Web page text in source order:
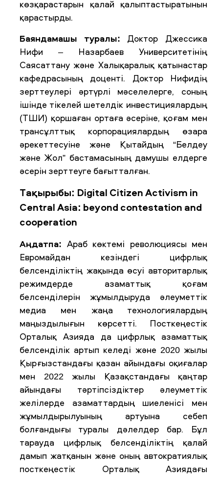
көзқарастарын қалай қалыптастыратынын
қарастырды.
Баяндамашы туралы: Доктор Джессика
Нифи – Назарбаев Университетінің
Саясаттану және Халықаралық қатынастар
кафедрасының доценті. Доктор Нифидің
зерттеулері әртүрлі мәселелерге, соның
ішінде тікелей шетелдік инвестициялардың
(ТШИ) қоршаған ортаға әсеріне, қоғам мен
трансұлттық корпорациялардың өзара
әрекеттесуіне және Қытайдың “Белдеу
және Жол” бастамасының дамушы елдерге
әсерін зерттеуге бағытталған.
Тақырыбы: Digital Citizen Activism in
Central Asia: beyond contestation and
cooperation
Аңдатпа: Араб көктемі революциясы мен
Евромайдан кезіндегі цифрлық
белсенділіктің жақында өсуі авторитарлық
режимдерде азаматтық қоғам
белсенділерін жұмылдыруда әлеуметтік
медиа мен жаңа технологиялардың
маңыздылығын көрсетті. Посткеңестік
Орталық Азияда да цифрлық азаматтық
белсенділік артып келеді және 2020 жылы
Қырғызстандағы қазан айындағы оқиғалар
мен 2022 жылы Қазақстандағы қаңтар
айындағы тәртіпсіздіктер әлеуметтік
желілерде азаматтардың шиеленісі мен
жұмылдырылуының артуына себеп
болғандығы туралы дәлелдер бар. Бұл
тарауда цифрлық белсенділіктің қалай
дамып жатқанын және оның автократиялық
посткеңестік Орталық Азиядағы